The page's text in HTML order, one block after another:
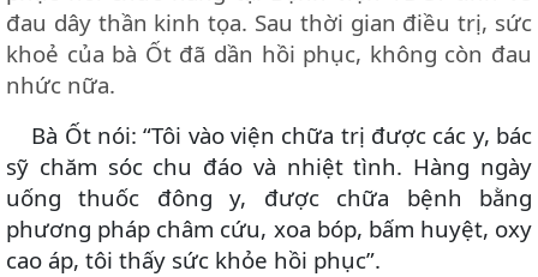
đau dây thần kinh tọa. Sau thời gian điều trị, sức
khoẻ của bà Ốt đã dần hồi phục, không còn đau
nhức nữa.
Bà Ốt nói: “Tôi vào viện chữa trị được các y, bác
sỹ chăm sóc chu đáo và nhiệt tình. Hàng ngày
uống thuốc đông y, được chữa bệnh bằng
phương pháp châm cứu, xoa bóp, bấm huyệt, oxy
cao áp, tôi thấy sức khỏe hồi phục”.